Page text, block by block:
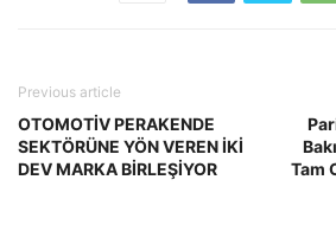
Previous article
OTOMOTİV PERAKENDE
SEKTÖRÜNE YÖN VEREN İKİ
DEV MARKA BİRLEŞİYOR
Tam